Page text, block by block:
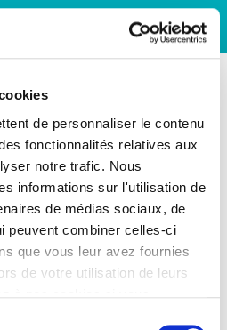
de personnaliser le contenu
fonctionnalités relatives aux
notre trafic. Nous
informations sur l'utilisation de
de médias sociaux, de
peuvent combiner celles-ci
que vous leur avez fournies
de votre utilisation de leurs